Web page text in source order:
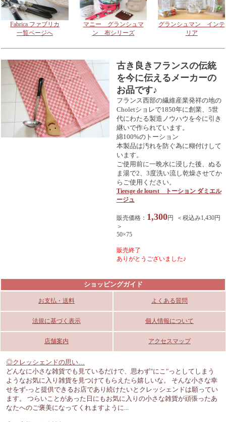
Fabrica ファブリカ
一覧ページへ
マニー グランシュマ
ン 布シリーズ
グランシュマン インテ
リア
古き良きフランスの伝統
を今に伝えるメーカーの
お品です♪
フランス西部の繊維産業発祥の地の
Choletショレで1850年に創業、5世
代にわたる製造ノウハウを今に引き
継いで作られています。
綿100%のトーション
本製品は汚れを防ぐ為に糊付けして
います。
ご使用前に一晩水に浸した後、ぬる
ま湯で2、3度洗い流し乾燥させてか
らご使用ください。
Tieesge de louest トーション ダミエル
ージュ
販売価格： 1,300円 ＜税込み1,430円
＞
50×75
販売終了
ありがとうございました♪
ショッピングガイド
お支払・送料 よくある質問
法規に基づく表示 個人情報について
店舗案内 アクセスマップ
◎クレッシェンドの思い…
どんなに小さな雑貨でも見ているだけで、思わず"にこ"っとしてしまう
ようなお気に入り雑貨を見つけてもらえたら嬉しいな。 そんな小さな幸
せをず-っと提供できるお店であり続けたいとクレッシェンドは願ってい
ます。 つらいことがあった日にもお気に入りの小さな雑貨が頑張ったあ
なたへのご褒美になってくれますように...